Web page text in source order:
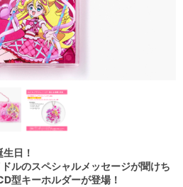
日！
ルのスペシャルメッセージが聞けち
型キーホルダーが登場！